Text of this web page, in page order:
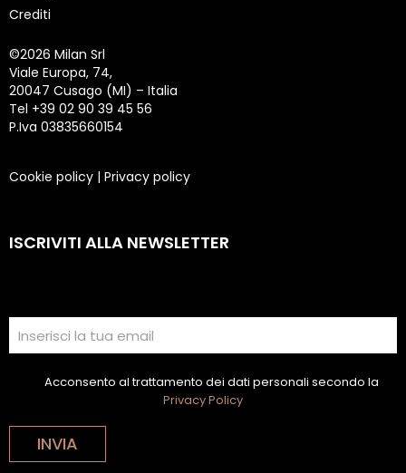
Crediti
©2026 Milan Srl
Viale Europa, 74,
20047 Cusago (MI) – Italia
Tel +39 02 90 39 45 56
P.Iva 03835660154
Cookie policy | Privacy policy
ISCRIVITI ALLA NEWSLETTER
Acconsento al trattamento dei dati personali secondo la
Privacy Policy
INVIA